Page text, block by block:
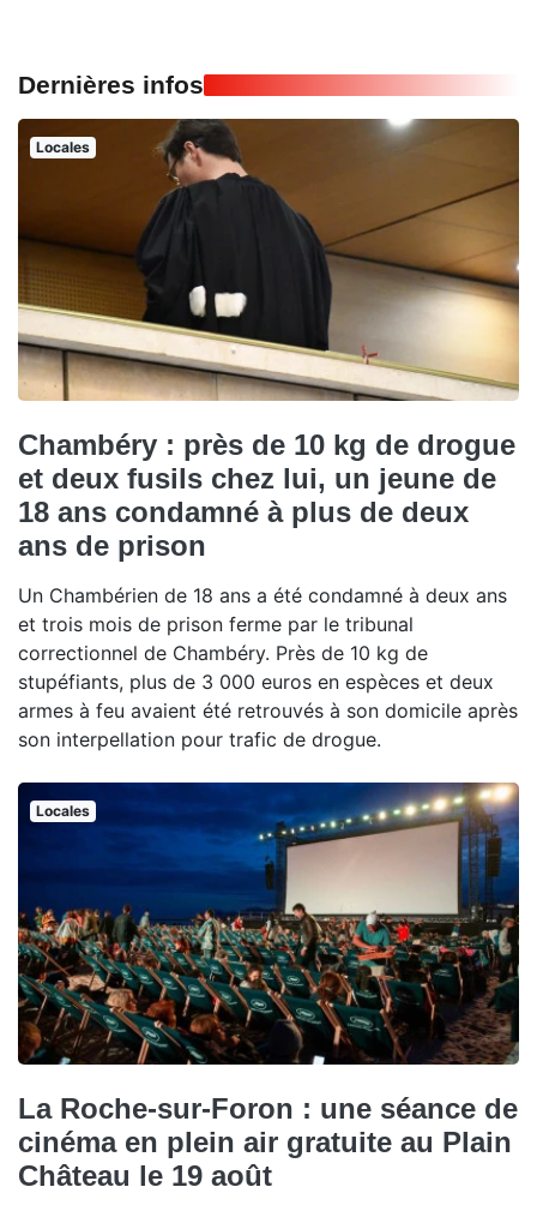
Dernières infos
Locales
Chambéry : près de 10 kg de drogue
et deux fusils chez lui, un jeune de
18 ans condamné à plus de deux
ans de prison
Un Chambérien de 18 ans a été condamné à deux ans
et trois mois de prison ferme par le tribunal
correctionnel de Chambéry. Près de 10 kg de
stupéfiants, plus de 3 000 euros en espèces et deux
armes à feu avaient été retrouvés à son domicile après
son interpellation pour trafic de drogue.
Locales
La Roche-sur-Foron : une séance de
cinéma en plein air gratuite au Plain
Château le 19 août